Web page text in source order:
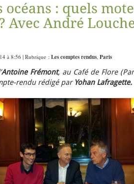
océans : quels
Avec André
à 8:56 | Rubrique : Les comptes rendus, Paris
Antoine Frémont, au Café de Flore
rendu rédigé par Yohan Lafragette.